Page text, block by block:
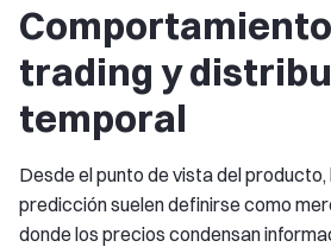
trading y
temporal
Desde el punto de vista del
predicción suelen definirse como
donde los precios condensan